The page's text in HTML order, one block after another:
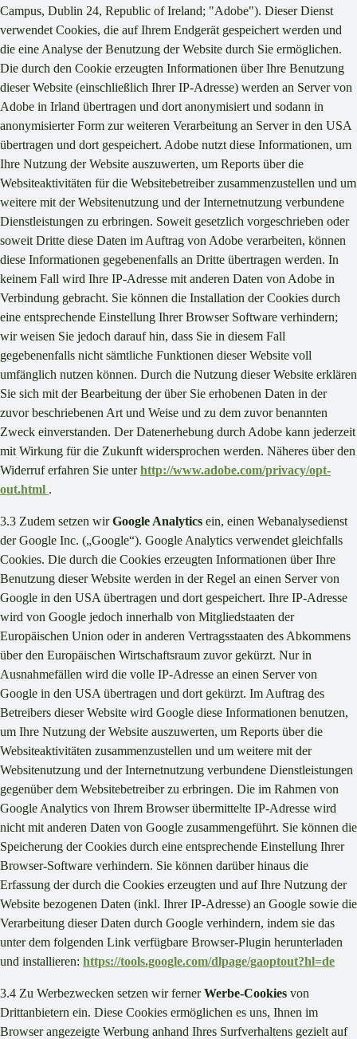
Campus, Dublin 24, Republic of Ireland; "Adobe"). Dieser Dienst
verwendet Cookies, die auf Ihrem Endgerät gespeichert werden und
die eine Analyse der Benutzung der Website durch Sie ermöglichen.
Die durch den Cookie erzeugten Informationen über Ihre Benutzung
dieser Website (einschließlich Ihrer IP-Adresse) werden an Server von
Adobe in Irland übertragen und dort anonymisiert und sodann in
anonymisierter Form zur weiteren Verarbeitung an Server in den USA
übertragen und dort gespeichert. Adobe nutzt diese Informationen, um
Ihre Nutzung der Website auszuwerten, um Reports über die
Websiteaktivitäten für die Websitebetreiber zusammenzustellen und um
weitere mit der Websitenutzung und der Internetnutzung verbundene
Dienstleistungen zu erbringen. Soweit gesetzlich vorgeschrieben oder
soweit Dritte diese Daten im Auftrag von Adobe verarbeiten, können
diese Informationen gegebenenfalls an Dritte übertragen werden. In
keinem Fall wird Ihre IP-Adresse mit anderen Daten von Adobe in
Verbindung gebracht. Sie können die Installation der Cookies durch
eine entsprechende Einstellung Ihrer Browser Software verhindern;
wir weisen Sie jedoch darauf hin, dass Sie in diesem Fall
gegebenenfalls nicht sämtliche Funktionen dieser Website voll
umfänglich nutzen können. Durch die Nutzung dieser Website erklären
Sie sich mit der Bearbeitung der über Sie erhobenen Daten in der
zuvor beschriebenen Art und Weise und zu dem zuvor benannten
Zweck einverstanden. Der Datenerhebung durch Adobe kann jederzeit
mit Wirkung für die Zukunft widersprochen werden. Näheres über den
Widerruf erfahren Sie unterhttp://www.adobe.com/privacy/opt-
out.html .
3.3 Zudem setzen wirGoogle Analytics ein, einen Webanalysedienst
der Google Inc. („Google“). Google Analytics verwendet gleichfalls
Cookies. Die durch die Cookies erzeugten Informationen über Ihre
Benutzung dieser Website werden in der Regel an einen Server von
Google in den USA übertragen und dort gespeichert. Ihre IP-Adresse
wird von Google jedoch innerhalb von Mitgliedstaaten der
Europäischen Union oder in anderen Vertragsstaaten des Abkommens
über den Europäischen Wirtschaftsraum zuvor gekürzt. Nur in
Ausnahmefällen wird die volle IP-Adresse an einen Server von
Google in den USA übertragen und dort gekürzt. Im Auftrag des
Betreibers dieser Website wird Google diese Informationen benutzen,
um Ihre Nutzung der Website auszuwerten, um Reports über die
Websiteaktivitäten zusammenzustellen und um weitere mit der
Websitenutzung und der Internetnutzung verbundene Dienstleistungen
gegenüber dem Websitebetreiber zu erbringen. Die im Rahmen von
Google Analytics von Ihrem Browser übermittelte IP-Adresse wird
nicht mit anderen Daten von Google zusammengeführt. Sie können die
Speicherung der Cookies durch eine entsprechende Einstellung Ihrer
Browser-Software verhindern. Sie können darüber hinaus die
Erfassung der durch die Cookies erzeugten und auf Ihre Nutzung der
Website bezogenen Daten (inkl. Ihrer IP-Adresse) an Google sowie die
Verarbeitung dieser Daten durch Google verhindern, indem sie das
unter dem folgenden Link verfügbare Browser-Plugin herunterladen
und installieren: https://tools.google.com/dlpage/gaoptout?hl=de
3.4 Zu Werbezwecken setzen wir fernerWerbe-Cookies von
Drittanbietern ein. Diese Cookies ermöglichen es uns, Ihnen im
Browser angezeigte Werbung anhand Ihres Surfverhaltens gezielt auf